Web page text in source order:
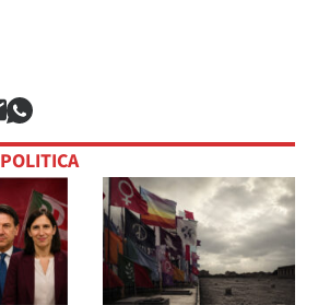
POLITICA